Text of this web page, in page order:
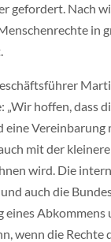
gefordert. Nach
in
„Wir hoffen, dass
eine Vereinbarung
mit der
wird. Die
auch die
eines
wenn die Rechte